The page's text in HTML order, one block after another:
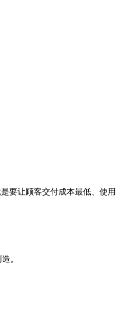
要让顾客交付成本最低、使用
。